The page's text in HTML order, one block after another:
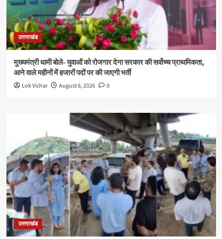
उत्तराखंड
मुख्यमंत्री धामी बोले- युवाओं को रोजगार देना सरकार की सर्वोच्च प्राथमिकता,
आने वाले महीनों में हजारों पदों पर की जाएगी भर्ती
Lok Vichar August 6, 2026 0
उत्तराखंड